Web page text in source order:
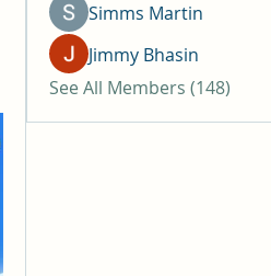
Simms Martin
Jimmy Bhasin
See All Members (148)